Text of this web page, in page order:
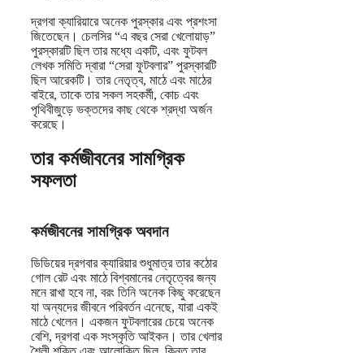
দ্রগবা ক্যারিয়ারে অনেক পুরস্কার এবং প্রশংসা
জিতেছেন। চেলসির “এ বছর সেরা খেলোয়াড়”
পুরস্কারটি ছিল তার মধ্যে একটি, এবং ফুটবল
লেখক সমিতি দ্বারা “সেরা ফুটবলার” পুরস্কারটি
ছিল আরেকটি। তার নেতৃত্ব, মাঠে এবং মাঠের
বাইরে, তাকে তার সকল সহকর্মী, কোচ এবং
পৃথিবীজুড়ে ভক্তদের কাছ থেকে শ্রদ্ধা অর্জন
করেছে।
তার কর্মজীবনের সামগ্রিক
সফলতা
কর্মজীবনের সামগ্রিক অবদান
ডিডিয়ের দ্রগবার ক্যারিয়ার শুধুমাত্র তার কঠোর
গোল রেট এবং মাঠে বিশ্বমানের নেতৃত্বের জন্য
মনে রাখা হবে না, বরং তিনি অনেক কিছু করেছেন
যা অন্যদের জীবনে পরিবর্তন এনেছে, যারা একই
মাঠে খেলেন। একজন ফুটবলারের চেয়ে অনেক
বেশি, দ্রগবা এক সংস্কৃতি আইকন। তার খেলার